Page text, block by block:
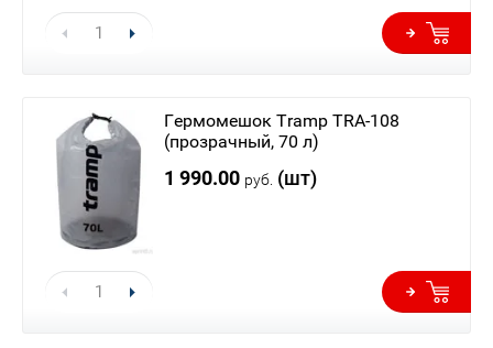
Гермомешок Tramp TRA-108
(прозрачный, 70 л)
1 990.00 руб. (шт)